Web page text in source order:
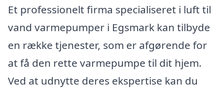
Et professionelt firma specialiseret i luft til
vand varmepumper i Egsmark kan tilbyde
en række tjenester, som er afgørende for
at få den rette varmepumpe til dit hjem.
Ved at udnytte deres ekspertise kan du